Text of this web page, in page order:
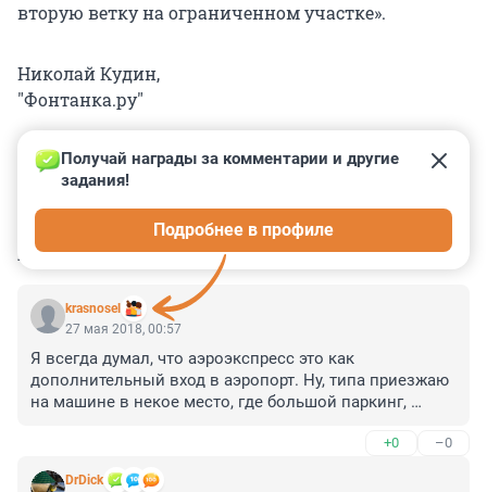
вторую ветку на ограниченном участке».
Николай Кудин,
"Фонтанка.ру"
КОММЕНТАРИИ 18
krasnosel
Получай награды за комментарии и другие
задания!
Подробнее в профиле
27 мая 2018, 00:57
Я всегда думал, что аэроэкспресс это как
дополнительный вход в аэропорт. Ну, типа приезжаю
на машине в некое место, где большой паркинг,
"kiss and fly". Как можно высадить провожаемого у
Витебского вокзала? Да еще с чемоданом по
+0 –0
DrDick